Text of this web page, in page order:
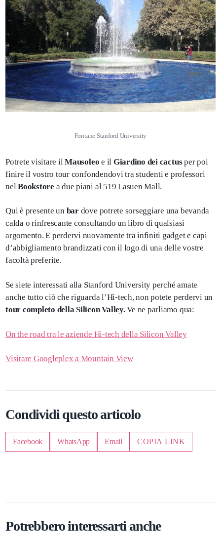
Fontane Stanford University
Potrete visitare ilMausoleo e il Giardino dei cactusper poi
finire il vostro tour confondendovi tra studenti e professori
nelBookstore a due piani al 519 Lasuen Mall.
Qui è presente un bardove potrete sorseggiare una bevanda
calda o rinfrescante consultando un libro di qualsiasi
argomento. E perdervi nuovamente tra infiniti gadget e capi
d’abbigliamento brandizzati con il logo di una delle vostre
facoltà preferite.
Se siete interessati alla Stanford University perché amate
anche tutto ciò che riguarda l’Hi-tech, non potete perdervi un
tour completo della Silicon Valley.Ve ne parliamo qua:
On the road tra le aziende Hi-tech della Silicon Valley
Visitare Googleplex a Mountain View
Condividi questo articolo
Facebook WhatsApp Email COPIA LINK
Potrebbero interessarti anche